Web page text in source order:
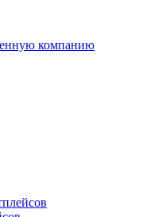
компанию